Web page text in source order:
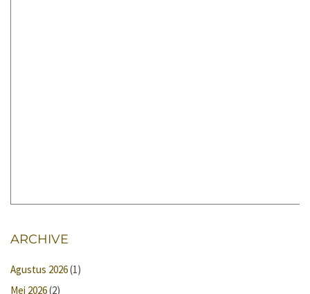
ARCHIVE
Agustus 2026(1)
Mei 2026(2)